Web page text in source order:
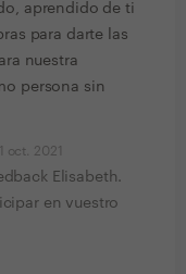
aprendido de ti
para darte las
nuestra
persona sin
11 oct. 2021
Elisabeth.
en vuestro